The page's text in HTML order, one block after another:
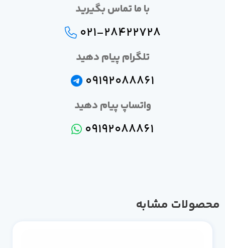
با ما تماس بگیرید
021-28422728
تلگرام پیام دهید
09192088861
واتساپ پیام دهید
09192088861
مشابه